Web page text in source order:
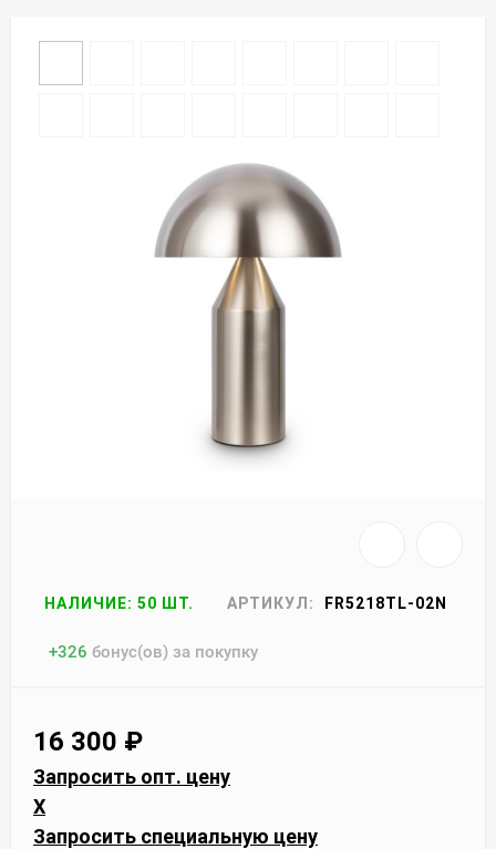
НАЛИЧИЕ: 50 ШТ. АРТИКУЛ: FR5218TL-02N
+326 бонус(ов) за покупку
16 300 ₽
Запросить опт. цену
X
Запросить специальную цену